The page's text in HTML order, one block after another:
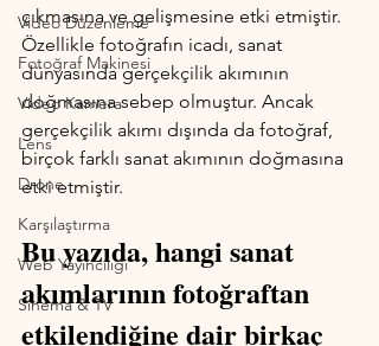
Video Düzenleme
Fotoğraf Makinesi
Video Kamera
Lens
Drone
Karşılaştırma
Web Yayıncılığı
Sinema & TV
çıkmasına ve gelişmesine etki etmiştir.
Özellikle fotoğrafın icadı, sanat
dünyasında gerçekçilik akımının
doğmasına sebep olmuştur. Ancak
gerçekçilik akımı dışında da fotoğraf,
birçok farklı sanat akımının doğmasına
etki etmiştir.
Bu yazıda, hangi sanat
akımlarının fotoğraftan
etkilendiğine dair birkaç